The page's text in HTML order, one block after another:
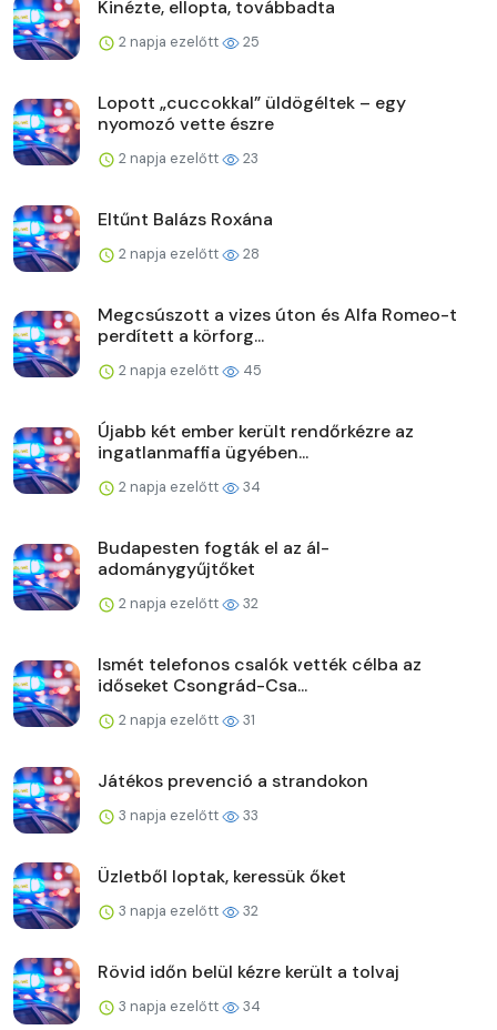
Kinézte, ellopta, továbbadta
2 napja ezelőtt 25
Lopott „cuccokkal” üldögéltek – egy
nyomozó vette észre
2 napja ezelőtt 23
Eltűnt Balázs Roxána
2 napja ezelőtt 28
Megcsúszott a vizes úton és Alfa Romeo-t
perdített a körforg...
2 napja ezelőtt 45
Újabb két ember került rendőrkézre az
ingatlanmaffia ügyében...
2 napja ezelőtt 34
Budapesten fogták el az ál-
adománygyűjtőket
2 napja ezelőtt 32
Ismét telefonos csalók vették célba az
időseket Csongrád-Csa...
2 napja ezelőtt 31
Játékos prevenció a strandokon
3 napja ezelőtt 33
Üzletből loptak, keressük őket
3 napja ezelőtt 32
Rövid időn belül kézre került a tolvaj
3 napja ezelőtt 34